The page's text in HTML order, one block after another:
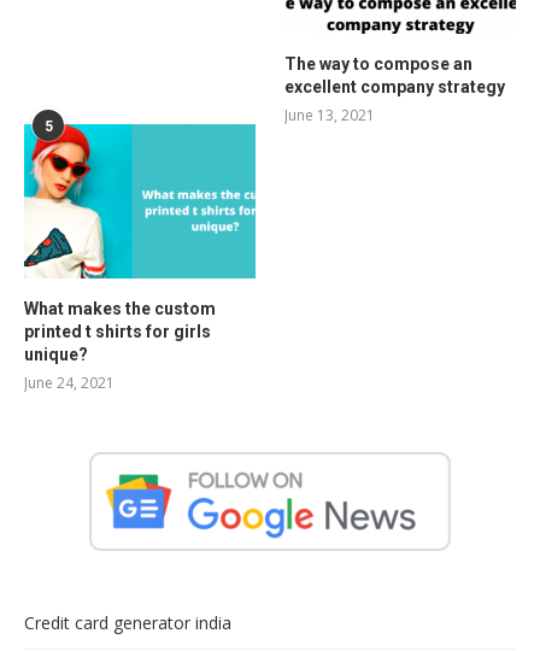
The way to compose an
excellent company strategy
June 13, 2021
5
What makes the custom
printed t shirts for girls
unique?
June 24, 2021
Credit card generator india